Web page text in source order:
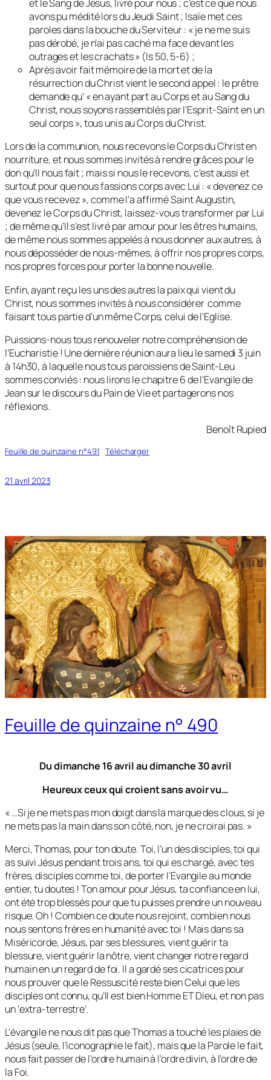
et le Sang de Jésus, livré pour nous ; c’est ce que nous
avons pu médité lors du Jeudi Saint ; Isaïe met ces
paroles dans la bouche du Serviteur : « je ne me suis
pas dérobé, je n’ai pas caché ma face devant les
outrages et les crachats » (Is 50, 5-6) ;
Après avoir fait mémoire de la mort et de la
résurrection du Christ vient le second appel : le prêtre
demande qu’ « en ayant part au Corps et au Sang du
Christ, nous soyons rassemblés par l’Esprit-Saint en un
seul corps », tous unis au Corps du Christ.
Lors de la communion, nous recevons le Corps du Christ en
nourriture, et nous sommes invités à rendre grâces pour le
don qu’Il nous fait ; mais si nous le recevons, c’est aussi et
surtout pour que nous fassions corps avec Lui : « devenez ce
que vous recevez », comme l’a affirmé Saint Augustin,
devenez le Corps du Christ, laissez-vous transformer par Lui
; de même qu’Il s’est livré par amour pour les êtres humains,
de même nous sommes appelés à nous donner aux autres, à
nous déposséder de nous-mêmes, à offrir nos propres corps,
nos propres forces pour porter la bonne nouvelle.
Enfin, ayant reçu les uns des autres la paix qui vient du
Christ, nous sommes invités à nous considérer comme
faisant tous partie d’un même Corps, celui de l’Eglise.
Puissions-nous tous renouveler notre compréhension de
l’Eucharistie ! Une dernière réunion aura lieu le samedi 3 juin
à 14h30, à laquelle nous tous paroissiens de Saint-Leu
sommes conviés : nous lirons le chapitre 6 de l’Evangile de
Jean sur le discours du Pain de Vie et partagerons nos
réflexions.
Benoît Rupied
Feuille de quinzaine n°491 Télécharger
21 avril 2023
Feuille de quinzaine n° 490
Du dimanche 16 avril au dimanche 30 avril
Heureux ceux qui croient sans avoir vu…
« …Si je ne mets pas mon doigt dans la marque des clous, si je
ne mets pas la main dans son côté, non, je ne croirai pas. »
Merci, Thomas, pour ton doute. Toi, l’un des disciples, toi qui
as suivi Jésus pendant trois ans, toi qui es chargé, avec tes
frères, disciples comme toi, de porter l’Evangile au monde
entier, tu doutes ! Ton amour pour Jésus, ta confiance en lui,
ont été trop blessés pour que tu puisses prendre un nouveau
risque. Oh ! Combien ce doute nous rejoint, combien nous
nous sentons frères en humanité avec toi ! Mais dans sa
Miséricorde, Jésus, par ses blessures, vient guérir ta
blessure, vient guérir la nôtre, vient changer notre regard
humain en un regard de foi. Il a gardé ses cicatrices pour
nous prouver que le Ressuscité reste bien Celui que les
disciples ont connu, qu’Il est bien Homme ET Dieu, et non pas
un ‘extra-terrestre’.
L’évangile ne nous dit pas que Thomas a touché les plaies de
Jésus (seule, l’iconographie le fait), mais que la Parole le fait,
nous fait passer de l’ordre humain à l’ordre divin, à l’ordre de
la Foi.